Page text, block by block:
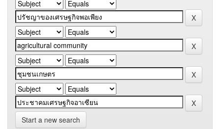
Start a new search